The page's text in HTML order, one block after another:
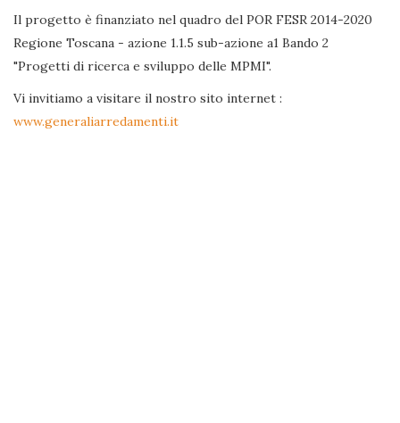
Il progetto è finanziato nel quadro del POR FESR 2014-2020
Regione Toscana - azione 1.1.5 sub-azione a1 Bando 2
"Progetti di ricerca e sviluppo delle MPMI".
Vi invitiamo a visitare il nostro sito internet :
www.generaliarredamenti.it